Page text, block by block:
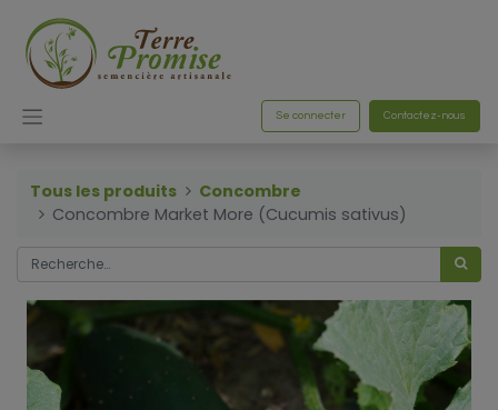
Se connecter Contactez-nous
Tous les produits
Concombre
Concombre Market More (Cucumis sativus)